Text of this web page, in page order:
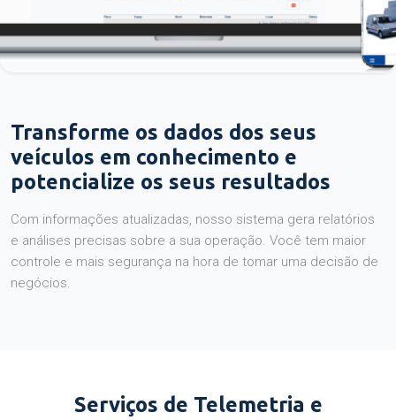
Transforme os dados dos seus
veículos em conhecimento e
potencialize os seus resultados
Com informações atualizadas, nosso sistema gera relatórios
e análises precisas sobre a sua operação. Você tem maior
controle e mais segurança na hora de tomar uma decisão de
negócios.
Serviços de Telemetria e